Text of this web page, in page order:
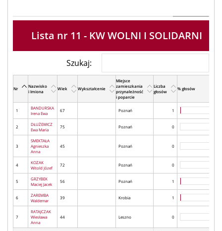
Lista nr 11 - KW WOLNI I SOLIDARNI
Szukaj:
Nr
Nazwisko
i Imiona
Wiek Wykształcenie
Miejsce
zamieszkania
przynależność
i poparcie
Liczba
głosów
% głosów
1
BANDURSKA
Irena Ewa
67 Poznań 1
2
DŁUŻEWICZ
Ewa Maria
75 Poznań 0
3
SMEKTAŁA
Agnieszka
Anna
45 Poznań 0
4
KOZAK
Witold Józef
72 Poznań 0
5
GRZYBEK
Maciej Jacek
56 Poznań 1
6
ZAREMBA
Waldemar
39 Krobia 1
7
RATAJCZAK
Wiesława
Anna
44 Leszno 0